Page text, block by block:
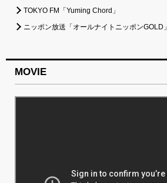
TOKYO FM「Yuming Chord」
ニッポン放送「オールナイトニッポンGOLD」
MOVIE